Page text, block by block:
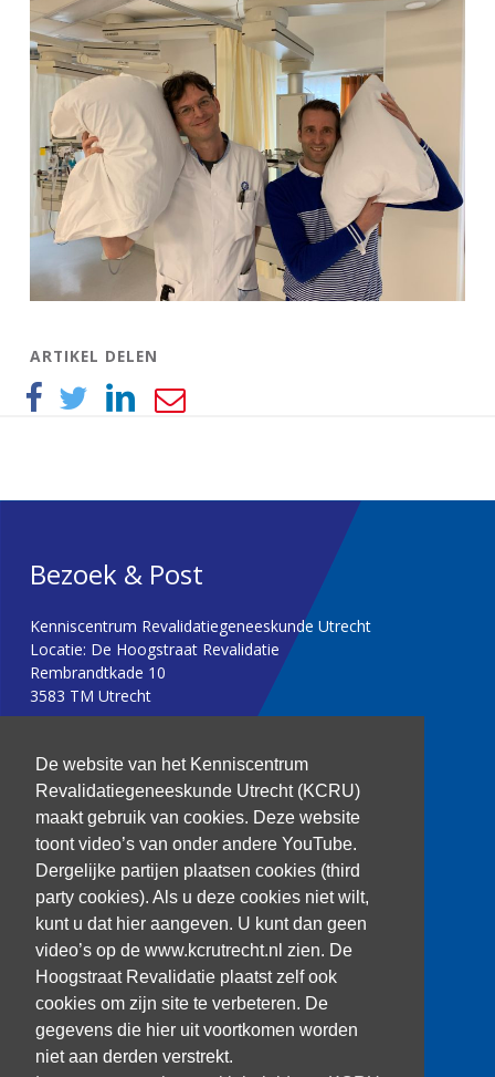
De website van het Kenniscentrum
Revalidatiegeneeskunde Utrecht (KCRU)
maakt gebruik van cookies. Deze website
toont video’s van onder andere YouTube.
Dergelijke partijen plaatsen cookies (third
party cookies). Als u deze cookies niet wilt,
kunt u dat hier aangeven. U kunt dan geen
video’s op de www.kcrutrecht.nl zien. De
Hoogstraat Revalidatie plaatst zelf ook
cookies om zijn site te verbeteren. De
gegevens die hier uit voortkomen worden
niet aan derden verstrekt.
ARTIKEL DELEN
Bezoek & Post
Kenniscentrum Revalidatiegeneeskunde Utrecht
Locatie: De Hoogstraat Revalidatie
Rembrandtkade 10
3583 TM Utrecht
kenniscentrum@dehoogstraat.nl
Over het KCRU
Samenwerkingen
Onze onderzoekers
Procedure onderzoeker